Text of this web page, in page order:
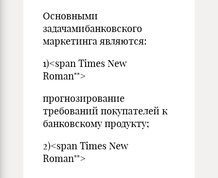
Основными
задачамибанковского
маркетинга являются:
1)<span Times New
Roman"">
прогнозирование
требований покупателей к
банковскому продукту;
2)<span Times New
Roman"">